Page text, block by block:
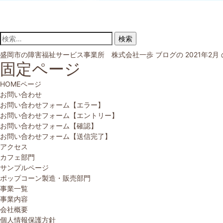
検索:
盛岡市の障害福祉サービス事業所 株式会社一歩 ブログの 2021年2月
固定ページ
HOMEページ
お問い合わせ
お問い合わせフォーム【エラー】
お問い合わせフォーム【エントリー】
お問い合わせフォーム【確認】
お問い合わせフォーム【送信完了】
アクセス
カフェ部門
サンプルページ
ポップコーン製造・販売部門
事業一覧
事業内容
会社概要
個人情報保護方針